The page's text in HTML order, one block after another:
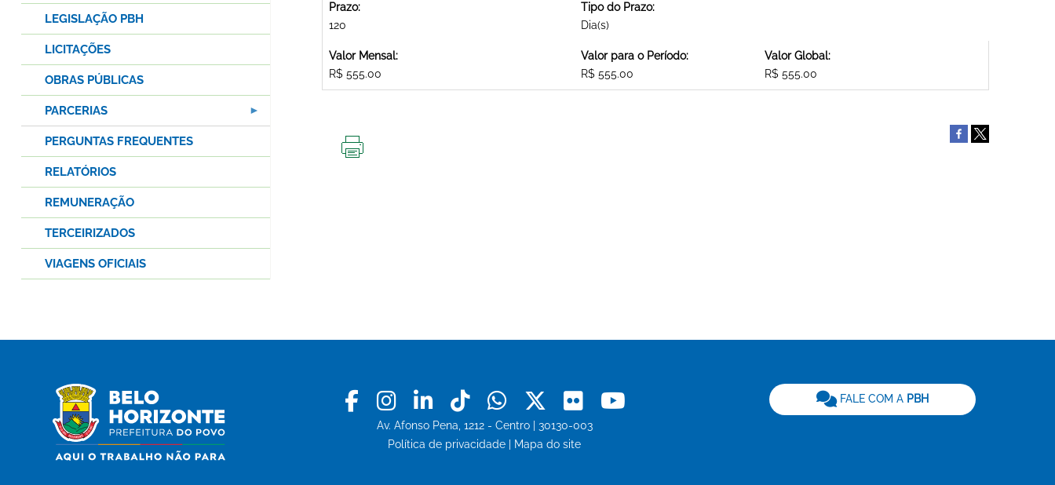
Prazo:
120
Tipo do Prazo:
Dia(s)
Valor Mensal:
R$ 555.00
Valor para o Período:
R$ 555.00
Valor Global:
R$ 555.00
LEGISLAÇÃO PBH
LICITAÇÕES
OBRAS PÚBLICAS
PARCERIAS
PERGUNTAS FREQUENTES
RELATÓRIOS
REMUNERAÇÃO
TERCEIRIZADOS
VIAGENS OFICIAIS
Facebook
Instagram
LinkedinTiktokWhatsapp
X Flickr
Av. Afonso Pena, 1212 - Centro | 30130-003
Política de privacidade
Mapa do site
FALE COM A PBH